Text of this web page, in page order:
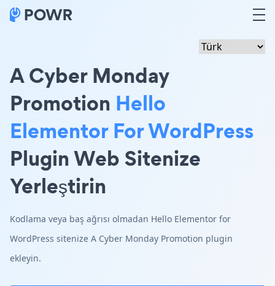
A Cyber Monday
Promotion Hello
Elementor For WordPress
Plugin Web Sitenize
Yerleştirin
Kodlama veya baş ağrısı olmadan Hello Elementor for
WordPress sitenize A Cyber Monday Promotion plugin
ekleyin.